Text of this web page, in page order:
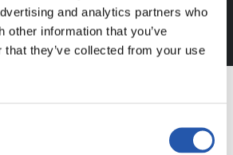
and analytics partners who
other information that you’ve
that they’ve collected from your use